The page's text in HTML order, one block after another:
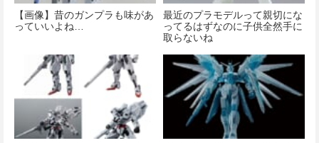
【画像】昔のガンプラも味があ
っていいよね…
最近のプラモデルって親切にな
ってるはずなのに子供全然手に
取らないね